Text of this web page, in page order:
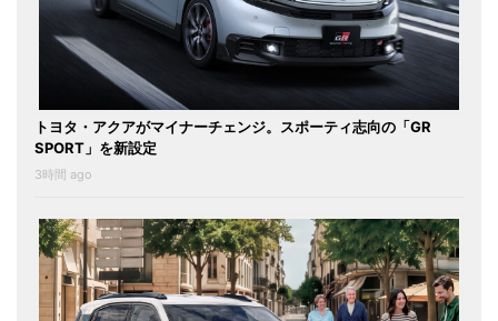
トヨタ・アクアがマイナーチェンジ。スポーティ志向の「GR
SPORT」を新設定
3時間 ago